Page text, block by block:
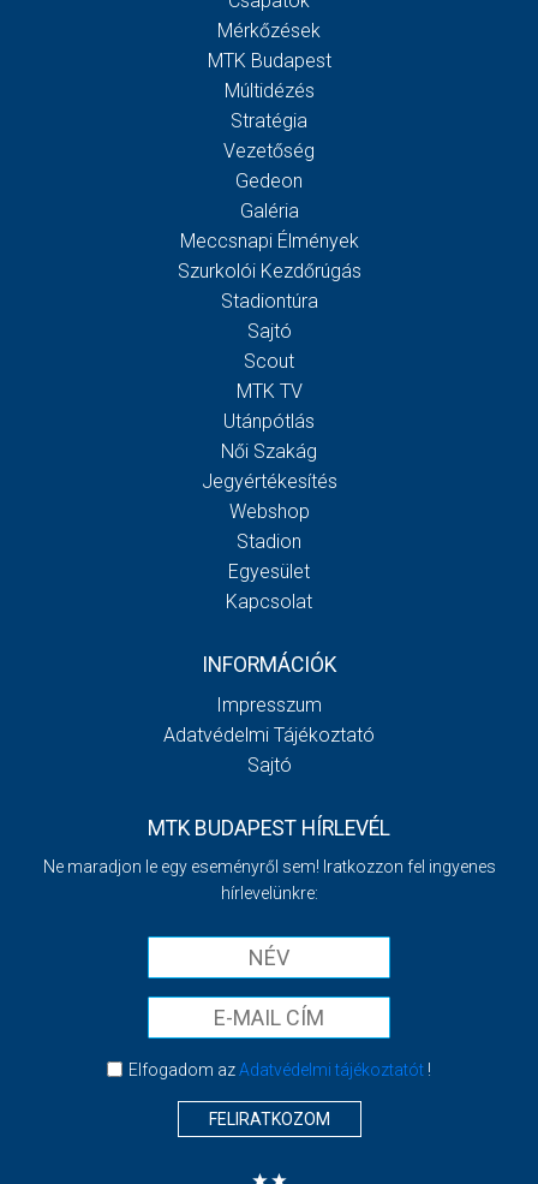
Mérkőzések
MTK Budapest
Múltidézés
Stratégia
Vezetőség
Gedeon
Galéria
Meccsnapi Élmények
Szurkolói Kezdőrúgás
Stadiontúra
Sajtó
Scout
MTK TV
Utánpótlás
Női Szakág
Jegyértékesítés
Webshop
Stadion
Egyesület
Kapcsolat
INFORMÁCIÓK
Impresszum
Adatvédelmi Tájékoztató
Sajtó
MTK BUDAPEST HÍRLEVÉL
Ne maradjon le egy eseményről sem! Iratkozzon fel ingyenes
hírlevelünkre:
Elfogadom azAdatvédelmi tájékoztatót!
FELIRATKOZOM